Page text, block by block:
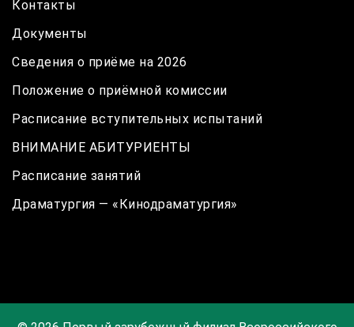
Контакты
Документы
Сведения о приёме на 2026
Положение о приёмной комиссии
Расписание вступительных испытаний
ВНИМАНИЕ АБИТУРИЕНТЫ
Расписание занятий
Драматургия — «Кинодраматургия»